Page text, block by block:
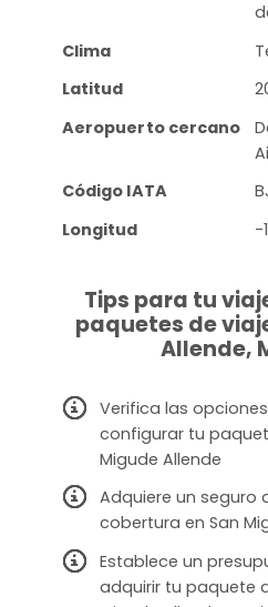
Clima
Latitud
Aeropuerto cercano
Código IATA
Longitud
-
Tips para tu
paquetes de
Allende,
Verifica las
configurar tu
Migude Allende
Adquiere un seguro
cobertura en San
Establece un
adquirir tu paquete